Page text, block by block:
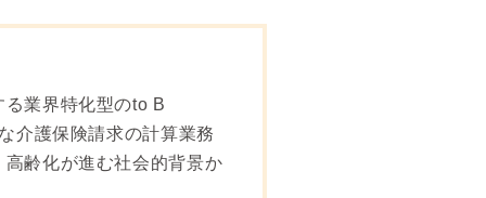
業界特化型のto B
介護保険請求の計算業務
齢化が進む社会的背景か